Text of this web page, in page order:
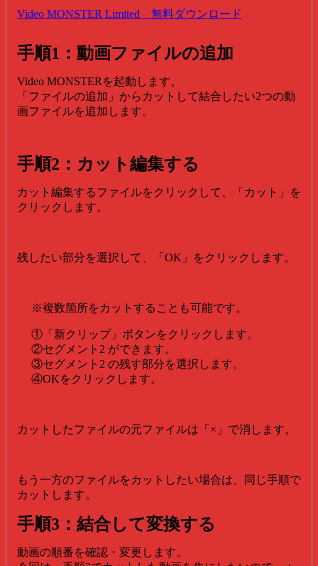
Video MONSTER Limited 無料ダウンロード
手順1：動画ファイルの追加
Video MONSTERを起動します。
「ファイルの追加」からカットして結合したい2つの動
画ファイルを追加します。
手順2：カット編集する
カット編集するファイルをクリックして、「カット」を
クリックします。
残したい部分を選択して、「OK」をクリックします。
※複数箇所をカットすることも可能です。
①「新クリップ」ボタンをクリックします。
②セグメント2 ができます。
③セグメント2 の残す部分を選択します。
④OKをクリックします。
カットしたファイルの元ファイルは「×」で消します。
もう一方のファイルをカットしたい場合は、同じ手順で
カットします。
手順3：結合して変換する
動画の順番を確認・変更します。